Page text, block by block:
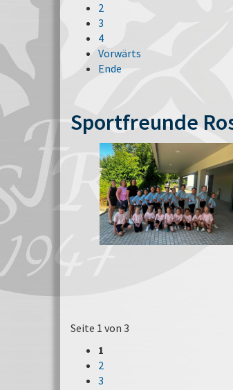
2
3
4
Vorwärts
Ende
Sportfreunde
Seite 1 von 3
1
2
3